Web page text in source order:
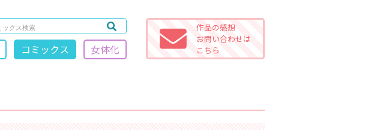
コミックス 女体化
作品の感想
お問い合わせは
こちら